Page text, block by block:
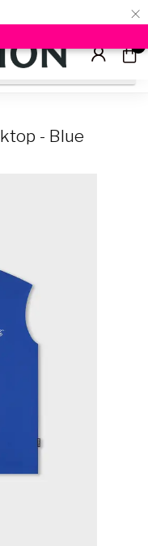
×
0
- Blue